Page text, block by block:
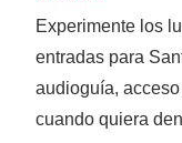
Experimente los
entradas para
audioguía,
cuando quiera